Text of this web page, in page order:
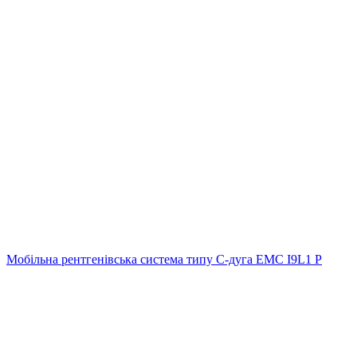
Мобільна рентгенівська система типу С-дуга EMC I9L1 P